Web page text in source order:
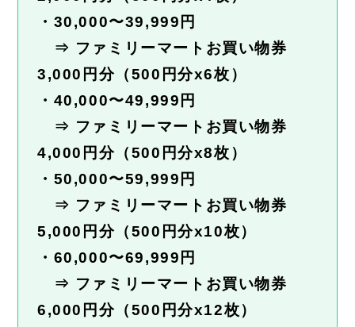
・30,000〜39,999円
⇒ ファミリーマートお買い物券
3,000円分（500円分x6枚）
・40,000〜49,999円
⇒ ファミリーマートお買い物券
4,000円分（500円分x8枚）
・50,000〜59,999円
⇒ ファミリーマートお買い物券
5,000円分（500円分x10枚）
・60,000〜69,999円
⇒ ファミリーマートお買い物券
6,000円分（500円分x12枚）